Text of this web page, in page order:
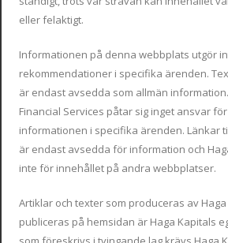
eller felaktigt.
Informationen på denna webbplats utgör
rekommendationer i specifika ärenden.
är endast avsedda som allmän
Financial Services påtar sig inget ansvar
informationen i specifika ärenden. Länkar
är endast avsedda för information och
inte för innehållet på andra webbplatser.
Artiklar och texter som produceras av
publiceras på hemsidan är Haga Kapitals
Svensk bil i